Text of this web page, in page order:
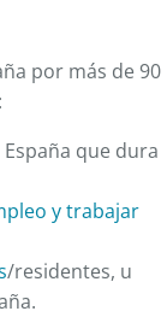
por más de 90
que dura
y trabajar
/residentes, u